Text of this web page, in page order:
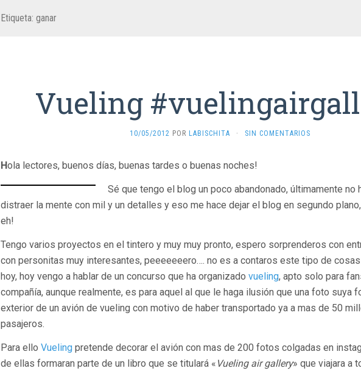
Etiqueta: ganar
Vueling
10/05/2012 POR LABISCHITA · SIN COMENTARIOS
Hola lectores, buenos días, buenas tardes o buenas noches!
Sé que tengo el blog un poco abandonado, últimamente no
distraer la mente con mil y un detalles y eso me hace dejar el blog en segundo
eh!
Tengo varios proyectos en el tintero y muy muy pronto, espero sorprenderos con
con personitas muy interesantes, peeeeeeero…. no es a contaros este tipo de
hoy, hoy vengo a hablar de un concurso que ha organizado vueling, apto solo para
compañía, aunque realmente, es para aquel al que le haga ilusión que una foto suya
exterior de un avión de vueling con motivo de haber transportado ya a mas de 50
pasajeros.
Para ello Vueling pretende decorar el avión con mas de 200 fotos colgadas en
de ellas formaran parte de un libro que se titulará « Vueling air gallery» que viajara a